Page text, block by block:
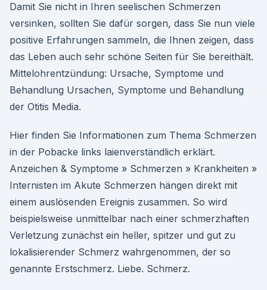
Damit Sie nicht in Ihren seelischen Schmerzen
versinken, sollten Sie dafür sorgen, dass Sie nun viele
positive Erfahrungen sammeln, die Ihnen zeigen, dass
das Leben auch sehr schöne Seiten für Sie bereithält.
Mittelohrentzündung: Ursache, Symptome und
Behandlung Ursachen, Symptome und Behandlung
der Otitis Media.
Hier finden Sie Informationen zum Thema Schmerzen
in der Pobacke links laienverständlich erklärt.
Anzeichen & Symptome » Schmerzen » Krankheiten »
Internisten im Akute Schmerzen hängen direkt mit
einem auslösenden Ereignis zusammen. So wird
beispielsweise unmittelbar nach einer schmerzhaften
Verletzung zunächst ein heller, spitzer und gut zu
lokalisierender Schmerz wahrgenommen, der so
genannte Erstschmerz. Liebe. Schmerz.